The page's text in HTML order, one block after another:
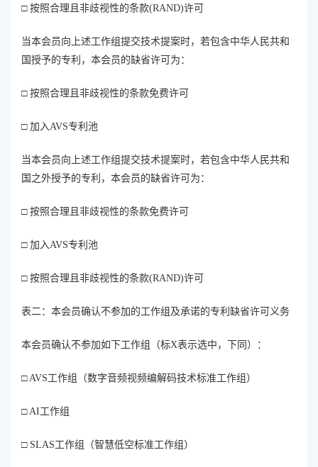
□ 按照合理且非歧视性的条款(RAND)许可
当本会员向上述工作组提交技术提案时，若包含中华人民共和
国授予的专利，本会员的缺省许可为：
□ 按照合理且非歧视性的条款免费许可
□ 加入AVS专利池
当本会员向上述工作组提交技术提案时，若包含中华人民共和
国之外授予的专利，本会员的缺省许可为：
□ 按照合理且非歧视性的条款免费许可
□ 加入AVS专利池
□ 按照合理且非歧视性的条款(RAND)许可
表二：本会员确认不参加的工作组及承诺的专利缺省许可义务
本会员确认不参加如下工作组（标X表示选中，下同）：
□ AVS工作组（数字音频视频编解码技术标准工作组）
□ AI工作组
□ SLAS工作组（智慧低空标准工作组）